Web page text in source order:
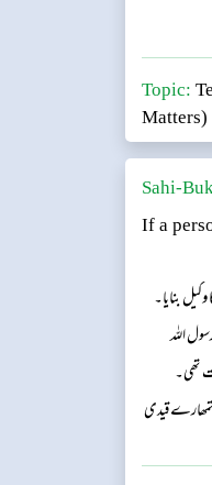
Topic:
Matters)
Sahi-
If a
بنایا۔
اللہ
تھی۔
قیدی